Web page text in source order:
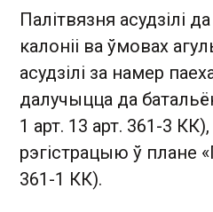
Палітвязня асудзілі
калоніі ва ўмовах
асудзілі за намер
далучыцца да
1 арт. 13 арт. 361-3
рэгістрацыю ў плане
361-1 КК).